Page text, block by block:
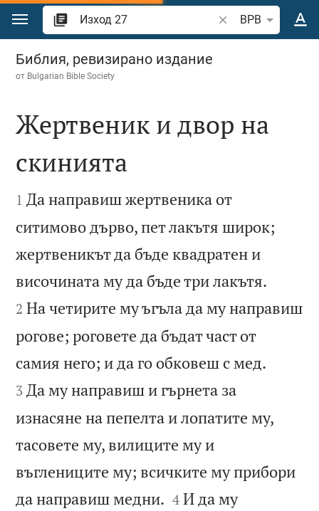
Преминете към съдържанието
Търсете стих или
BPB
Изход 27
Библия, ревизирано издание
от Bulgarian Bible Society

Жертвеник и двор на
скинията

1 Да направиш жертвеника от
ситимово дърво, пет лакътя широк;
жертвеникът да бъде квадратен и
височината му да бъде три лакътя.
2 На четирите му ъгъла да му направиш
рогове; роговете да бъдат част от
самия него; и да го обковеш с мед.
3 Да му направиш и гърнета за
изнасяне на пепелта и лопатите му,
тасовете му, вилиците му и
въглениците му; всичките му прибори
да направиш медни. 

4 И да му